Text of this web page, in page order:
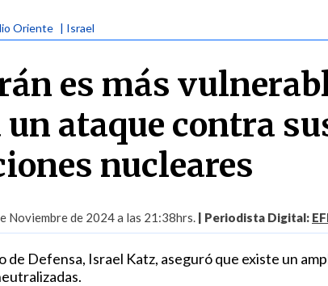
Oriente | Israel
es más
un ataque contra
nucleares
Noviembre de 2024 a las 21:38hrs. | Periodista Digital:
de Defensa, Israel Katz, aseguró que existe un